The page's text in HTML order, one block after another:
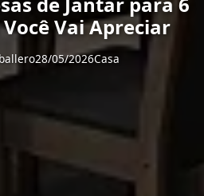
Vai Apreciar
28/05/2026Casa